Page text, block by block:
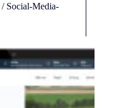
/ Social-Media-